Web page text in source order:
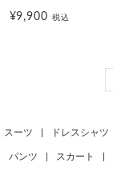
¥9,900税込
スーツ ドレスシャツ
パンツ スカート